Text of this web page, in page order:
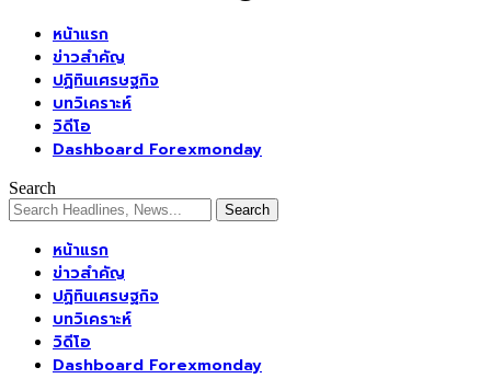
หน้าแรก
ข่าวสำคัญ
ปฏิทินเศรษฐกิจ
บทวิเคราะห์
วิดีโอ
Dashboard Forexmonday
Search
หน้าแรก
ข่าวสำคัญ
ปฏิทินเศรษฐกิจ
บทวิเคราะห์
วิดีโอ
Dashboard Forexmonday